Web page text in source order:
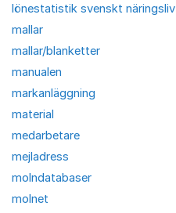
lönestatistik svenskt näringsliv
mallar
mallar/blanketter
manualen
markanläggning
material
medarbetare
mejladress
molndatabaser
molnet